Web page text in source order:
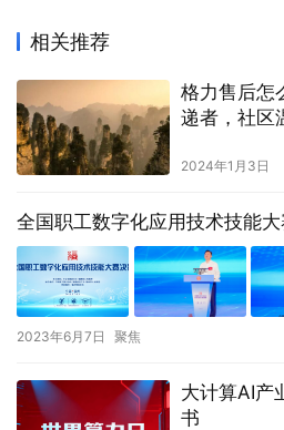
相关推荐
格力售后怎
递者，社区
2024年1月3日
全国职工数字化应用技术技能
2023年6月7日 聚焦
大计算AI产
书